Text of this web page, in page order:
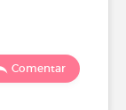
Comentar